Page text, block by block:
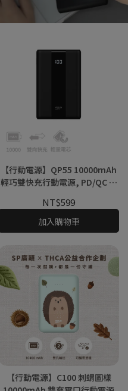
【行動電源】QP55 10000mAh
輕巧雙快充行動電源, PD/QC 雙
C雙向快充, 可登機+電量顯示
NT$599
加入購物車
【行動電源】C100 刺蝟圖樣